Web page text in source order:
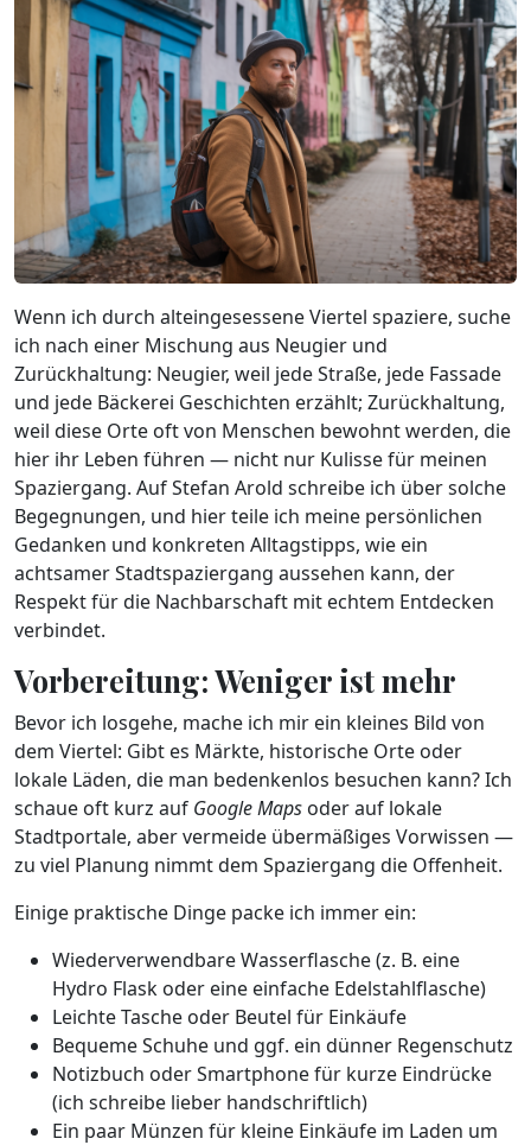
Wenn ich durch alteingesessene Viertel spaziere, suche
ich nach einer Mischung aus Neugier und
Zurückhaltung: Neugier, weil jede Straße, jede Fassade
und jede Bäckerei Geschichten erzählt; Zurückhaltung,
weil diese Orte oft von Menschen bewohnt werden, die
hier ihr Leben führen — nicht nur Kulisse für meinen
Spaziergang. Auf Stefan Arold schreibe ich über solche
Begegnungen, und hier teile ich meine persönlichen
Gedanken und konkreten Alltagstipps, wie ein
achtsamer Stadtspaziergang aussehen kann, der
Respekt für die Nachbarschaft mit echtem Entdecken
verbindet.
Vorbereitung: Weniger ist mehr
Bevor ich losgehe, mache ich mir ein kleines Bild von
dem Viertel: Gibt es Märkte, historische Orte oder
lokale Läden, die man bedenkenlos besuchen kann? Ich
schaue oft kurz auf Google Maps oder auf lokale
Stadtportale, aber vermeide übermäßiges Vorwissen —
zu viel Planung nimmt dem Spaziergang die Offenheit.
Einige praktische Dinge packe ich immer ein:
Wiederverwendbare Wasserflasche (z. B. eine
Hydro Flask oder eine einfache Edelstahlflasche)
Leichte Tasche oder Beutel für Einkäufe
Bequeme Schuhe und ggf. ein dünner Regenschutz
Notizbuch oder Smartphone für kurze Eindrücke
(ich schreibe lieber handschriftlich)
Ein paar Münzen für kleine Einkäufe im Laden um